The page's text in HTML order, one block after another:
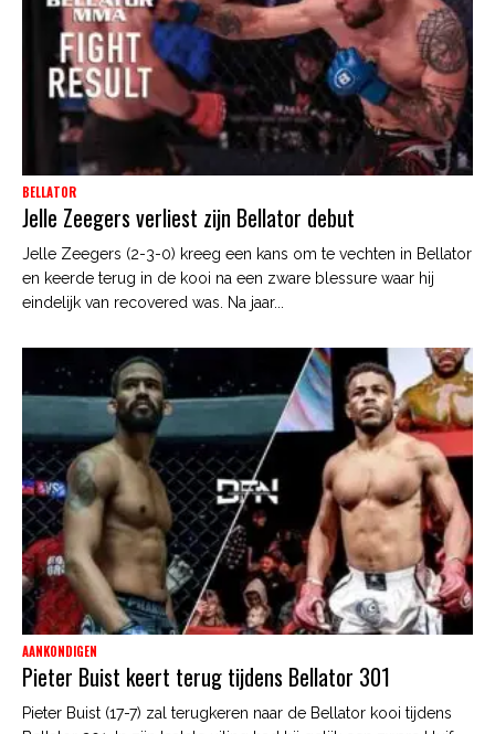
BELLATOR
Jelle Zeegers verliest zijn Bellator debut
Jelle Zeegers (2-3-0) kreeg een kans om te vechten in Bellator
en keerde terug in de kooi na een zware blessure waar hij
eindelijk van recovered was. Na jaar...
AANKONDIGEN
Pieter Buist keert terug tijdens Bellator 301
Pieter Buist (17-7) zal terugkeren naar de Bellator kooi tijdens